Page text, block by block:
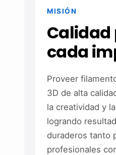
MISIÓN
Calidad
cada
Proveer
3D de alta
la creatividad y
logrando
duraderos tanto
profesionales